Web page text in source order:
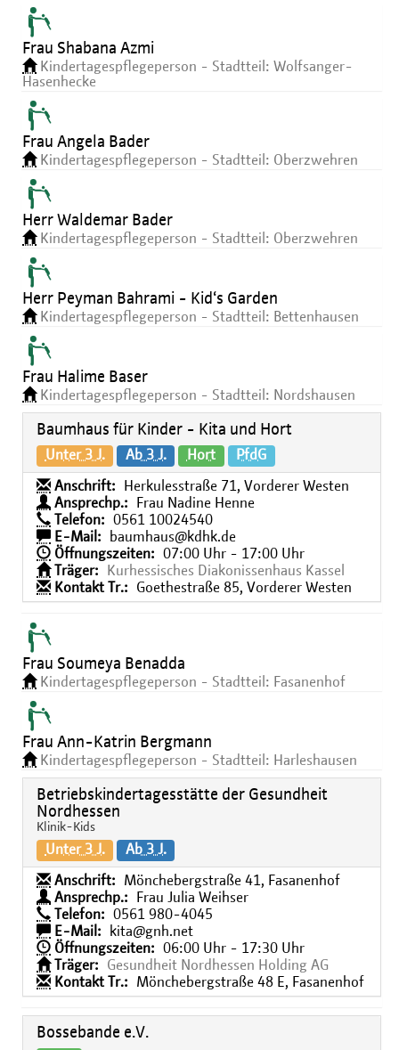
Frau Shabana Azmi
Kindertagespflegeperson - Stadtteil: Wolfsanger-
Hasenhecke
Frau Angela Bader
Kindertagespflegeperson - Stadtteil: Oberzwehren
Herr Waldemar Bader
Kindertagespflegeperson - Stadtteil: Oberzwehren
Herr Peyman Bahrami - Kid‘s Garden
Kindertagespflegeperson - Stadtteil: Bettenhausen
Frau Halime Baser
Kindertagespflegeperson - Stadtteil: Nordshausen
Baumhaus für Kinder - Kita und Hort
Unter 3 J. Ab 3 J. Hort PfdG
Anschrift:
Herkulesstraße 71, Vorderer Westen
Ansprechp.:
Frau Nadine Henne
Telefon:
0561 10024540
E-Mail:
baumhaus@kdhk.de
Öffnungszeiten:
07:00 Uhr - 17:00 Uhr
Träger:
Kurhessisches Diakonissenhaus Kassel
Kontakt Tr.:
Goethestraße 85, Vorderer Westen
Frau Soumeya Benadda
Kindertagespflegeperson - Stadtteil: Fasanenhof
Frau Ann-Katrin Bergmann
Kindertagespflegeperson - Stadtteil: Harleshausen
Betriebskindertagesstätte der Gesundheit
Nordhessen
Klinik-Kids
Unter 3 J. Ab 3 J.
Anschrift:
Mönchebergstraße 41, Fasanenhof
Ansprechp.:
Frau Julia Weihser
Telefon:
0561 980-4045
E-Mail:
kita@gnh.net
Öffnungszeiten:
06:00 Uhr - 17:30 Uhr
Träger:
Gesundheit Nordhessen Holding AG
Kontakt Tr.:
Mönchebergstraße 48 E, Fasanenhof
Bossebande e.V.